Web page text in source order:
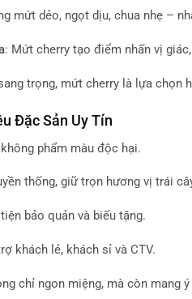
mứt dẻo, ngọt dịu, chua nhẹ –
: Mứt cherry tạo điểm nhấn vị
trọng, mứt cherry là lựa chọn
Đặc Sản Uy Tín
phẩm màu độc hại.
thống, giữ trọn hương vị trái
bảo quản và biếu tặng.
khách lẻ, khách sỉ và CTV.
chỉ ngon miệng, mà còn mang